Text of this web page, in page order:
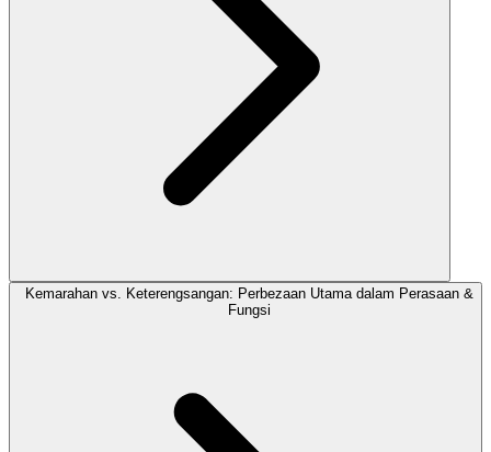
Kemarahan vs. Keterengsangan: Perbezaan Utama dalam Perasaan &
Fungsi